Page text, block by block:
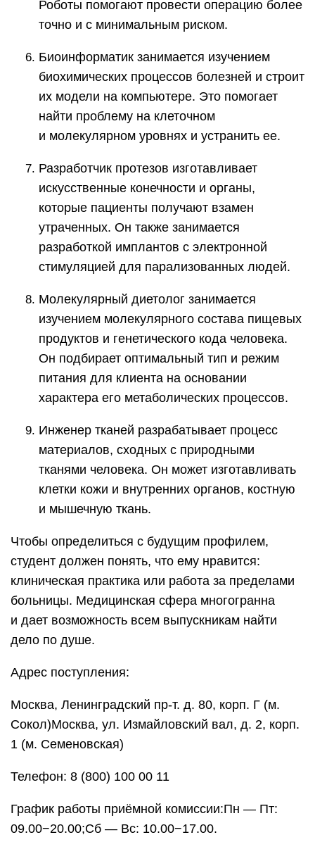
Роботы помогают провести операцию более
точно и с минимальным риском.
Биоинформатик занимается изучением
биохимических процессов болезней и строит
их модели на компьютере. Это помогает
найти проблему на клеточном
и молекулярном уровнях и устранить ее.
Разработчик протезов изготавливает
искусственные конечности и органы,
которые пациенты получают взамен
утраченных. Он также занимается
разработкой имплантов с электронной
стимуляцией для парализованных людей.
Молекулярный диетолог занимается
изучением молекулярного состава пищевых
продуктов и генетического кода человека.
Он подбирает оптимальный тип и режим
питания для клиента на основании
характера его метаболических процессов.
Инженер тканей разрабатывает процесс
материалов, сходных с природными
тканями человека. Он может изготавливать
клетки кожи и внутренних органов, костную
и мышечную ткань.
Чтобы определиться с будущим профилем,
студент должен понять, что ему нравится:
клиническая практика или работа за пределами
больницы. Медицинская сфера многогранна
и дает возможность всем выпускникам найти
дело по душе.
Адрес поступления:
Москва, Ленинградский пр-т. д. 80, корп. Г (м.
Сокол)Москва, ул. Измайловский вал, д. 2, корп.
1 (м. Семеновская)
Телефон: 8 (800) 100 00 11
График работы приёмной комиссии:Пн — Пт:
09.00−20.00;Сб — Вс: 10.00−17.00.